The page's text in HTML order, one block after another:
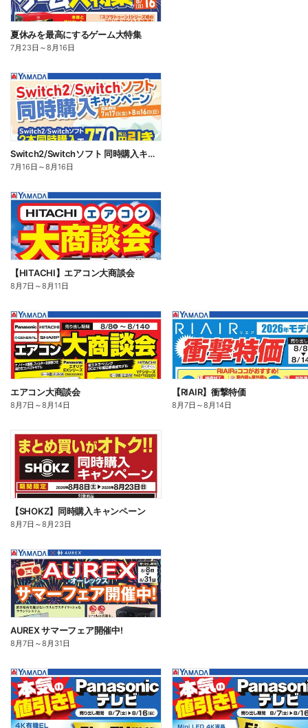
夏休みを最高にするゲーム大特集
7月23日 ～8月16日
Switch2/Switchソフト 同時購入キャンペーン
7月16日 ～8月16日
【HITACHI】エアコン大商談会
8月7日 ～8月11日
エアコン大商談会
8月7日 ～8月14日
【RIAIR】衝撃特価
8月7日 ～8月14日
【SHOKZ】同時購入キャンペーン
8月7日 ～8月23日
AUREX サマーフェア開催中!
8月7日 ～8月31日